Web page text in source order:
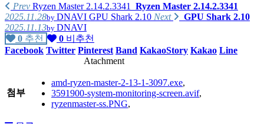
Prev Ryzen Master 2.14.2.3341
Ryzen Master 2.14.2.3341
2025.11.28by DNAVI GPU Shark 2.10 Next
GPU Shark 2.10
2025.11.13by DNAVI
0 추천 0 비추천
Facebook Twitter Pinterest Band KakaoStory Kakao Line
Atachment
첨부
amd-ryzen-master-2-13-1-3097.exe,
3591900-system-monitoring-screen.avif,
ryzenmaster-ss.PNG,